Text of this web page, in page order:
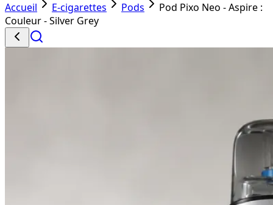
Accueil E-cigarettes Pods
Pod Pixo Neo - Aspire :
Couleur - Silver Grey